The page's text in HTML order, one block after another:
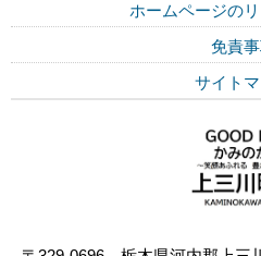
ホームページの
免責
サイト